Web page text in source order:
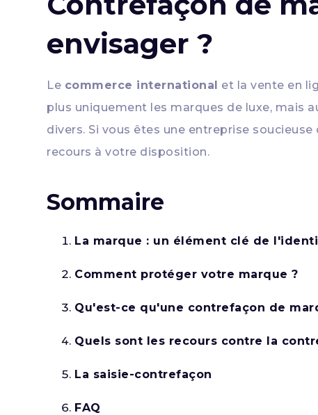
envisager ?
Le commerce international et la vente en
plus uniquement les marques de luxe, mais
divers. Si vous êtes une entreprise
recours à votre disposition.
Sommaire
La marque : un élément clé de
Comment protéger votre marque ?
Qu'est-ce qu'une contrefaçon de
Quels sont les recours contre la
La saisie-contrefaçon
FAQ